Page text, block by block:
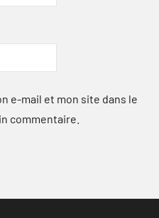
e-mail et mon site dans le
commentaire.